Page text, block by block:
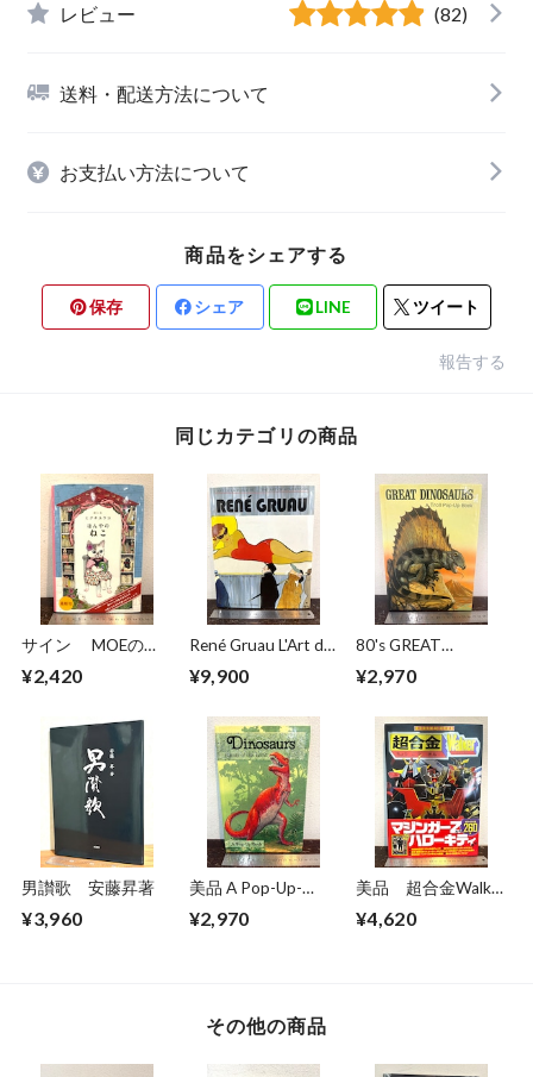
レビュー (82)
送料・配送方法について
お支払い方法について
商品をシェアする
保存 シェア LINE ツイート
報告する
同じカテゴリの商品
サイン MOEのえ
こ ヒグチユウコ
¥2,420
René Gruau L'Art de
of Advertising
¥9,900
80's GREAT
Pop−Up Book
¥2,970
男讃歌 安藤昇著
¥3,960
美品 A Pop-Up-
Giants of the Earth
¥2,970
美品 超合金Walkar
誕生40周年記念
¥4,620
その他の商品